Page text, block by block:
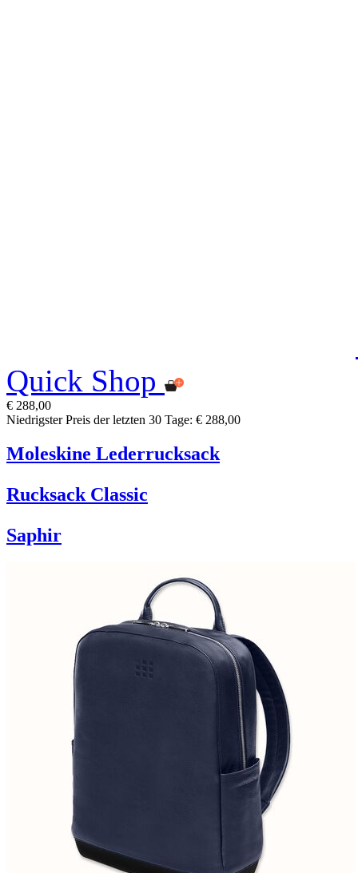
Quick Shop
€ 288,00
Niedrigster Preis der letzten 30 Tage: € 288,00
Moleskine Lederrucksack
Rucksack Classic
Saphir